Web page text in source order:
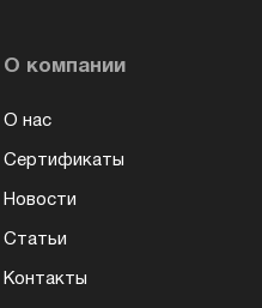
О компании
О нас
Сертификаты
Новости
Статьи
Контакты